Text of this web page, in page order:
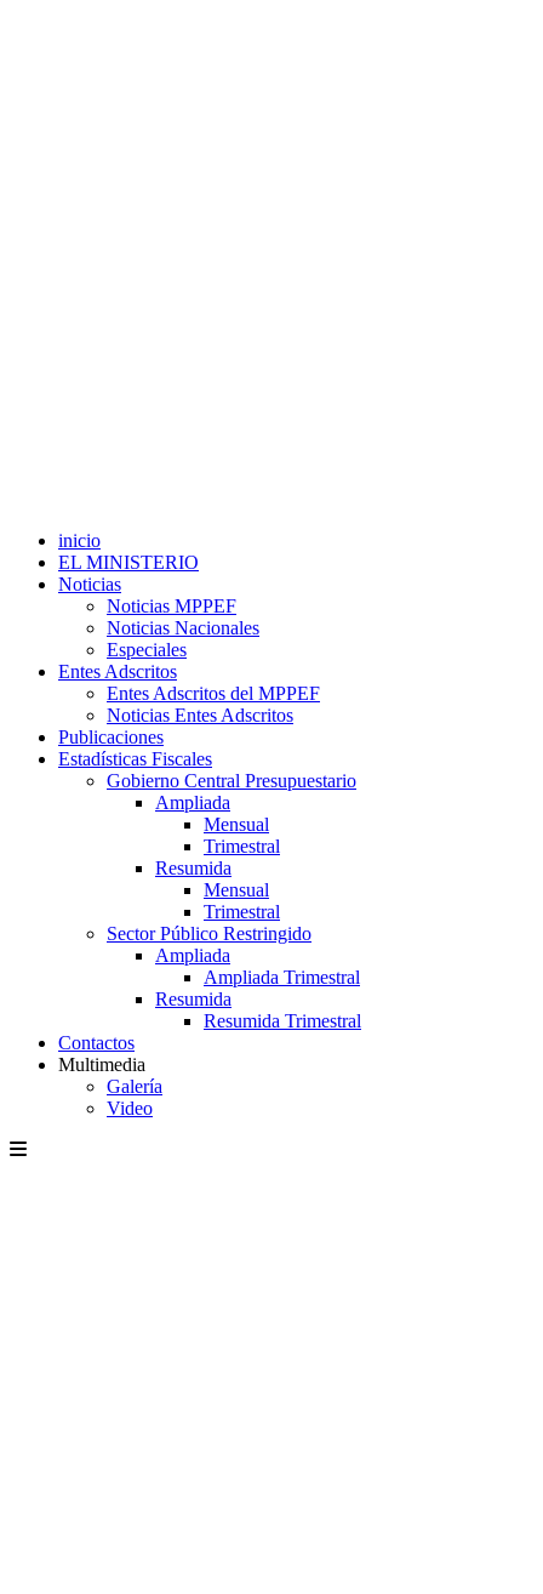
inicio
EL MINISTERIO
Noticias
Noticias MPPEF
Noticias Nacionales
Especiales
Entes Adscritos
Entes Adscritos del MPPEF
Noticias Entes Adscritos
Publicaciones
Estadísticas Fiscales
Gobierno Central Presupuestario
Ampliada
Mensual
Trimestral
Resumida
Mensual
Trimestral
Sector Público Restringido
Ampliada
Ampliada Trimestral
Resumida
Resumida Trimestral
Contactos
Multimedia
Galería
Video